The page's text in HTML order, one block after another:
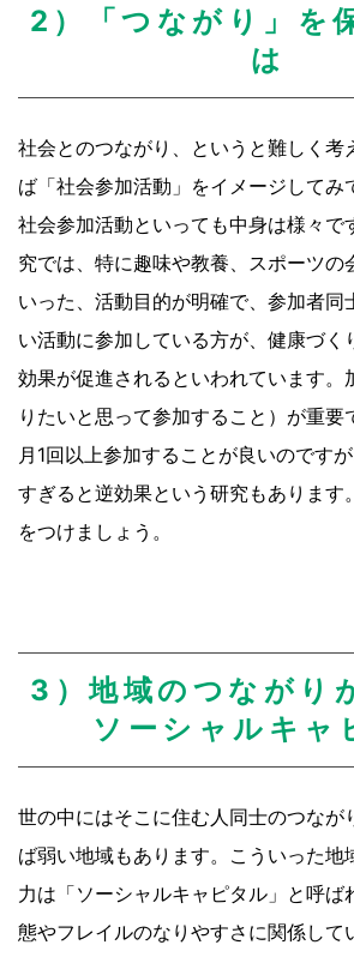
2）「つながり」を
は
社会とのつながり、というと難しく考
ば「社会参加活動」をイメージしてみ
社会参加活動といっても中身は様々で
究では、特に趣味や教養、スポーツの
いった、活動目的が明確で、参加者同
い活動に参加している方が、健康づく
効果が促進されるといわれています。
りたいと思って参加すること）が重要
月1回以上参加することが良いのです
すぎると逆効果という研究もあります
をつけましょう。
3）地域のつながり
ソーシャルキャ
世の中にはそこに住む人同士のつなが
ば弱い地域もあります。こういった地
力は「ソーシャルキャピタル」と呼ば
態やフレイルのなりやすさに関係して